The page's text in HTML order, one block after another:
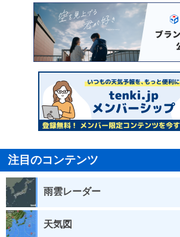
注目のコンテンツ
雨雲レーダー
天気図